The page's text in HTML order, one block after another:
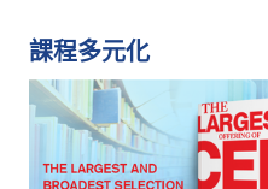
課程多元化